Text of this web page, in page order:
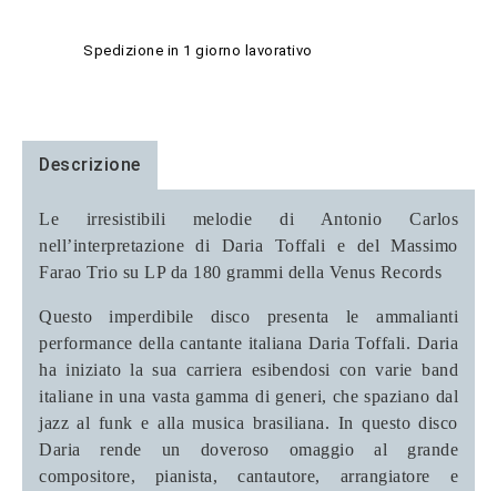
Spedizione in 1 giorno lavorativo
Descrizione
Le irresistibili melodie di Antonio Carlos
nell’interpretazione di Daria Toffali e del Massimo
Farao Trio su LP da 180 grammi della Venus Records
Questo imperdibile disco presenta le ammalianti
performance della cantante italiana Daria Toffali. Daria
ha iniziato la sua carriera esibendosi con varie band
italiane in una vasta gamma di generi, che spaziano dal
jazz al funk e alla musica brasiliana. In questo disco
Daria rende un doveroso omaggio al grande
compositore, pianista, cantautore, arrangiatore e